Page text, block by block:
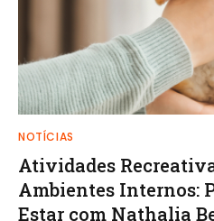
NOTÍCIAS
Atividades
Ambientes Internos:
Estar com Nathalia